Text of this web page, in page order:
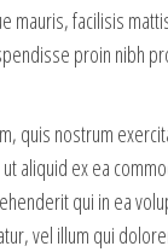
mauris, facilisis
proin nibh
quis nostrum
aliquid ex ea
qui in ea
vel illum qui